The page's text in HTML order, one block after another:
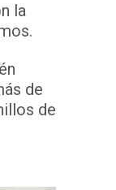
la
de
de